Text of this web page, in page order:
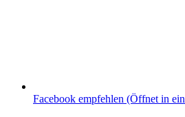
Facebook empfehlen (Öffnet in